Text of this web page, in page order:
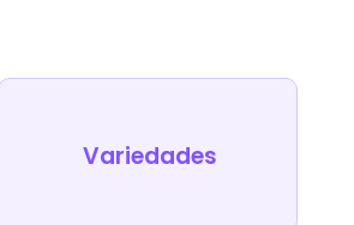
Variedades